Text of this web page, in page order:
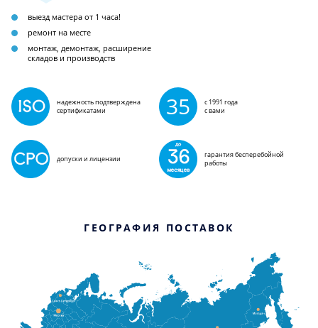
выезд мастера от 1 часа!
ремонт на месте
монтаж, демонтаж, расширение
складов и производств
надежность подтверждена
сертификатами
35
с 1991 года
с вами
допуски и лицензии
гарантия бесперебойной
работы
ГЕОГРАФИЯ ПОСТАВОК